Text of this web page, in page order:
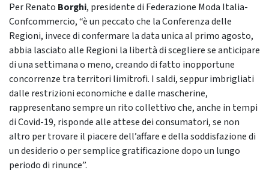
Per Renato Borghi, presidente di Federazione Moda Italia-
Confcommercio, “è un peccato che la Conferenza delle
Regioni, invece di confermare la data unica al primo agosto,
abbia lasciato alle Regioni la libertà di scegliere se anticipare
di una settimana o meno, creando di fatto inopportune
concorrenze tra territori limitrofi. I saldi, seppur imbrigliati
dalle restrizioni economiche e dalle mascherine,
rappresentano sempre un rito collettivo che, anche in tempi
di Covid-19, risponde alle attese dei consumatori, se non
altro per trovare il piacere dell’affare e della soddisfazione di
un desiderio o per semplice gratificazione dopo un lungo
periodo di rinunce”.